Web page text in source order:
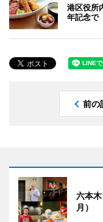
港区役所
年記念で
前の
六本
月）